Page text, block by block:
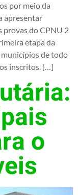
por meio da
apresentar
provas do CPNU 2
etapa da
de todo
inscritos. […]
o